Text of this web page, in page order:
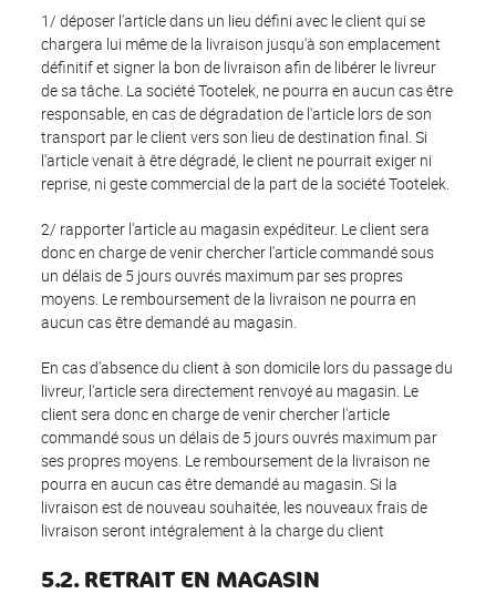
1/ déposer l'article dans un lieu défini avec le client qui se
chargera lui même de la livraison jusqu'à son emplacement
définitif et signer la bon de livraison afin de libérer le livreur
de sa tâche. La société Tootelek, ne pourra en aucun cas être
responsable, en cas de dégradation de l'article lors de son
transport par le client vers son lieu de destination final. Si
l'article venait à être dégradé, le client ne pourrait exiger ni
reprise, ni geste commercial de la part de la société Tootelek.
2/ rapporter l'article au magasin expéditeur. Le client sera
donc en charge de venir chercher l'article commandé sous
un délais de 5 jours ouvrés maximum par ses propres
moyens. Le remboursement de la livraison ne pourra en
aucun cas être demandé au magasin.
En cas d'absence du client à son domicile lors du passage du
livreur, l'article sera directement renvoyé au magasin. Le
client sera donc en charge de venir chercher l'article
commandé sous un délais de 5 jours ouvrés maximum par
ses propres moyens. Le remboursement de la livraison ne
pourra en aucun cas être demandé au magasin. Si la
livraison est de nouveau souhaitée, les nouveaux frais de
livraison seront intégralement à la charge du client
5.2. RETRAIT EN MAGASIN